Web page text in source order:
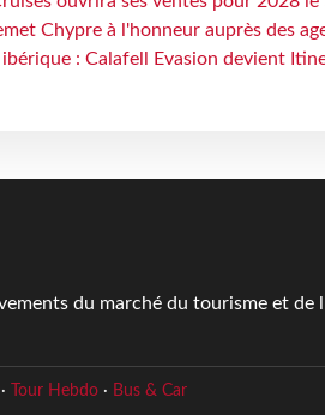
Chypre à l'honneur auprès des
ibérique : Calafell Evasion devient
du marché du tourisme et de
Tour Hebdo· Bus & Car